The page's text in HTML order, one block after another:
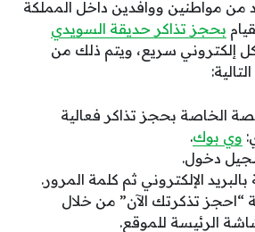
من مواطنين ووافدين داخل المملكة
بحجز تذاكر حديقة السويدي
إلكتروني سريع، ويتم ذلك من
الخاصة بحجز تذاكر فعالية
وي بوك.
دخول.
الإلكتروني ثم كلمة المرور.
“احجز تذكرتك الآن” من خلال
الرئيسة للموقع.